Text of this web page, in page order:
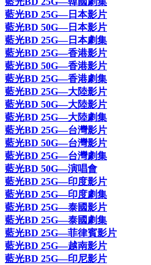
藍光BD 25G—日本影片
藍光BD 50G—日本影片
藍光BD 25G—日本劇集
藍光BD 25G—香港影片
藍光BD 50G—香港影片
藍光BD 25G—香港劇集
藍光BD 25G—大陸影片
藍光BD 50G—大陸影片
藍光BD 25G—大陸劇集
藍光BD 25G—台灣影片
藍光BD 50G—台灣影片
藍光BD 25G—台灣劇集
藍光BD 50G—演唱會
藍光BD 25G—印度影片
藍光BD 25G—印度劇集
藍光BD 25G—泰國影片
藍光BD 25G—泰國劇集
藍光BD 25G—菲律賓影片
藍光BD 25G—越南影片
藍光BD 25G—印尼影片